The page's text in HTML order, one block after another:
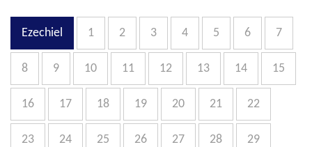
Ezechiel 1 2 3 4 5 6 7
8 9 10 11 12 13 14 15
16 17 18 19 20 21 22
23 24 25 26 27 28 29